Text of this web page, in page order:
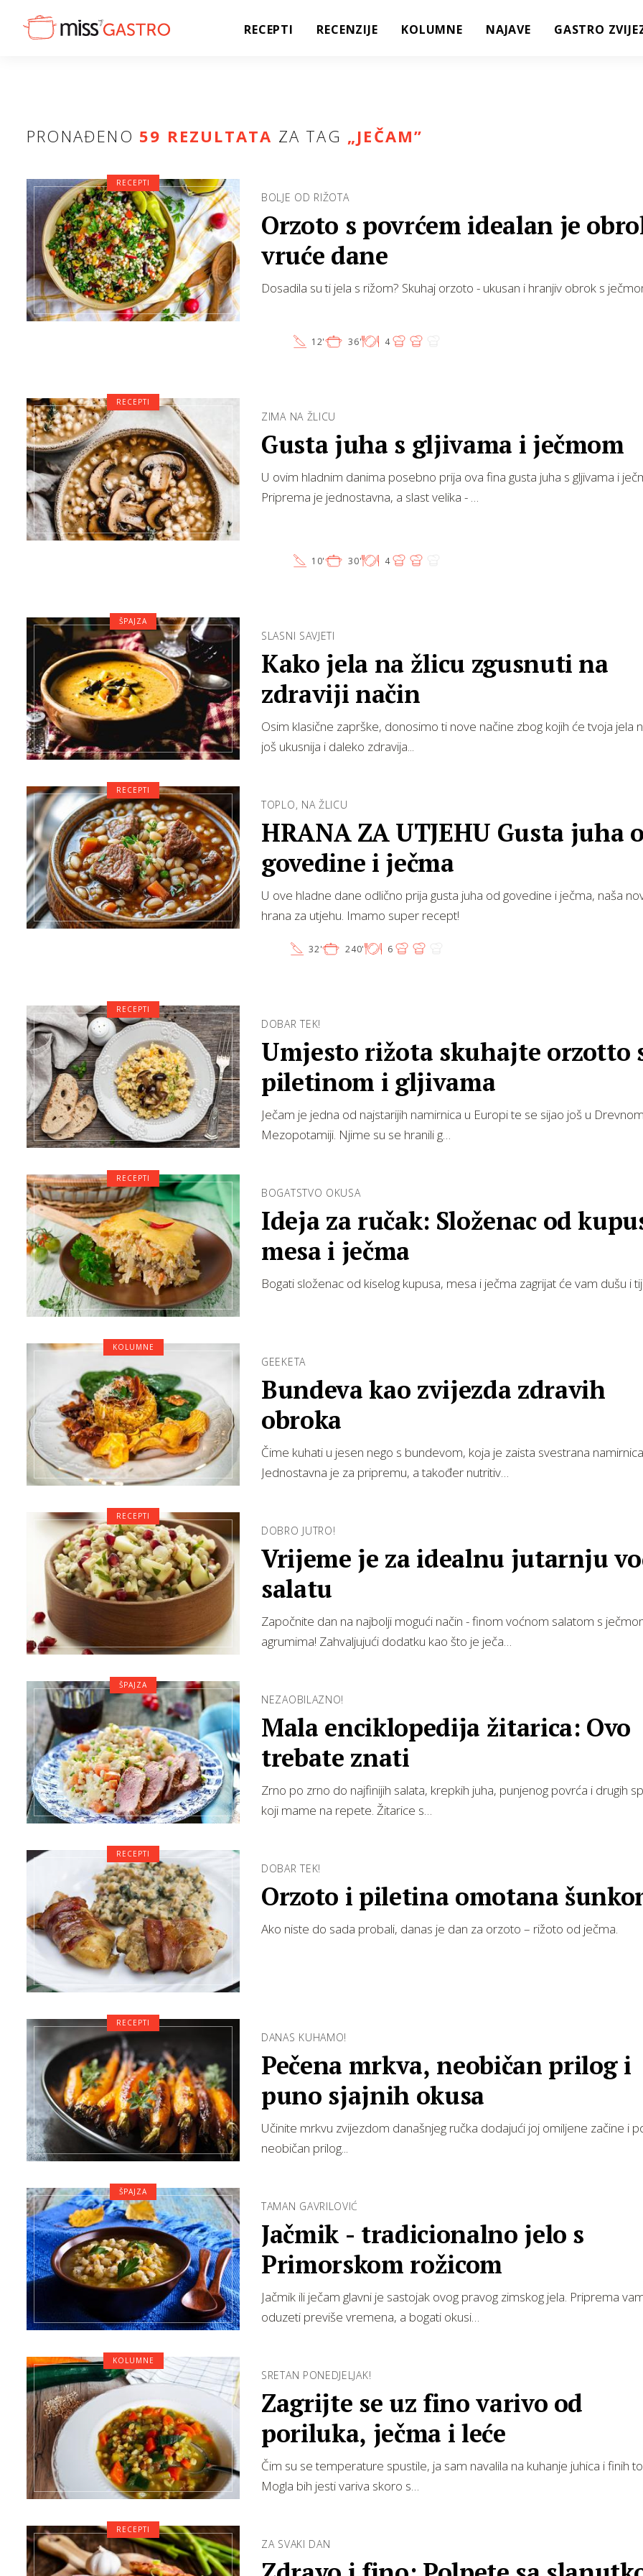
RECEPTI RECENZIJE KOLUMNE NAJAVE GASTRO
PRONAĐENO 59 REZULTATA ZA TAG „JEČAM”
BOLJE OD RIŽOTA
Orzoto s povrćem idealan je
vruće dane
Dosadila su ti jela s rižom? Skuhaj orzoto - ukusan i hranjiv obrok s
12' 36' 4
RECEPTI
ZIMA NA ŽLICU
Gusta juha s gljivama i ječmom
U ovim hladnim danima posebno prija ova fina gusta juha s gljivama i
Priprema je jednostavna, a slast velika - …
10' 30' 4
RECEPTI
SLASNI SAVJETI
Kako jela na žlicu zgusnuti na
zdraviji način
Osim klasične zaprške, donosimo ti nove načine zbog kojih će tvoja jela
još ukusnija i daleko zdravija...
ŠPAJZA
TOPLO, NA ŽLICU
HRANA ZA UTJEHU Gusta juha
govedine i ječma
U ove hladne dane odlično prija gusta juha od govedine i ječma, naša
hrana za utjehu. Imamo super recept!
32' 240' 6
RECEPTI
DOBAR TEK!
Umjesto rižota skuhajte orzotto
piletinom i gljivama
Ječam je jedna od najstarijih namirnica u Europi te se sijao još u
Mezopotamiji. Njime su se hranili g…
RECEPTI
BOGATSTVO OKUSA
Ideja za ručak: Složenac od
mesa i ječma
Bogati složenac od kiselog kupusa, mesa i ječma zagrijat će vam dušu i
RECEPTI
GEEKETA
Bundeva kao zvijezda zdravih
obroka
Čime kuhati u jesen nego s bundevom, koja je zaista svestrana
Jednostavna je za pripremu, a također nutritiv…
KOLUMNE
DOBRO JUTRO!
Vrijeme je za idealnu jutarnju
salatu
Započnite dan na najbolji mogući način - finom voćnom salatom s
agrumima! Zahvaljujući dodatku kao što je ječa…
RECEPTI
NEZAOBILAZNO!
Mala enciklopedija žitarica: Ovo
trebate znati
Zrno po zrno do najfinijih salata, krepkih juha, punjenog povrća i drugih
koji mame na repete. Žitarice s…
ŠPAJZA
DOBAR TEK!
Orzoto i piletina omotana
Ako niste do sada probali, danas je dan za orzoto – rižoto od ječma.
RECEPTI
DANAS KUHAMO!
Pečena mrkva, neobičan prilog i
puno sjajnih okusa
Učinite mrkvu zvijezdom današnjeg ručka dodajući joj omiljene začine i
neobičan prilog...
RECEPTI
TAMAN GAVRILOVIĆ
Jačmik - tradicionalno jelo s
Primorskom rožicom
Jačmik ili ječam glavni je sastojak ovog pravog zimskog jela. Priprema
oduzeti previše vremena, a bogati okusi…
ŠPAJZA
SRETAN PONEDJELJAK!
Zagrijte se uz fino varivo od
poriluka, ječma i leće
Čim su se temperature spustile, ja sam navalila na kuhanje juhica i finih
Mogla bih jesti variva skoro s…
KOLUMNE
ZA SVAKI DAN
RECEPTI